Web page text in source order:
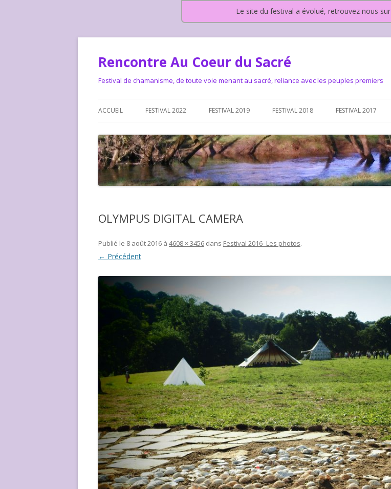
Le site du festival a évolué, retrouvez nous sur
Rencontre Au Coeur du Sacré
Festival de chamanisme, de toute voie menant au sacré, reliance avec les peuples premiers
ACCUEIL
LA CHARTE DU FESTIVAL
LE FESTIVAL DEPUIS 2015 – QUI
SOMMES-NOUS ?
LE FESTIVAL DEPUIS 2015…OU
ALLONS-NOUS ?
COMMENT FONCTIONNONS
FESTIVAL 2022 FESTIVAL 2019 FESTIVAL 2018 FESTIVAL 2017
OLYMPUS DIGITAL CAMERA
Publié le 8 août 2016 à 4608 × 3456 dans Festival 2016- Les photos.
← Précédent